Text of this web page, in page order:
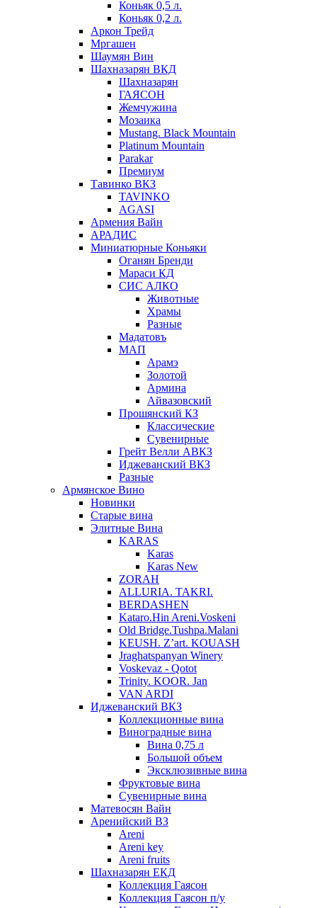
Коньяк 0,5 л.
Коньяк 0,2 л.
Аркон Трейд
Мргашен
Шаумян Вин
Шахназарян ВКД
Шахназарян
ГАЯСОН
Жемчужина
Мозаика
Mustang. Black Mountain
Platinum Mountain
Parakar
Премиум
Тавинко ВКЗ
TAVINKO
AGASI
Армения Вайн
АРАДИС
Миниатюрные Коньяки
Оганян Бренди
Мараси КД
СИС АЛКО
Животные
Храмы
Разные
Мадатовъ
МАП
Арамэ
Золотой
Армина
Айвазовский
Прошянский КЗ
Классические
Сувенирные
Грейт Велли АВКЗ
Иджеванский ВКЗ
Разные
Армянское Вино
Новинки
Старые вина
Элитные Вина
KARAS
Karas
Karas New
ZORAH
ALLURIA. TAKRI.
BERDASHEN
Kataro.Hin Areni.Voskeni
Old Bridge.Tushpa.Malani
KEUSH. Z’art. KOUASH
Jraghatspanyan Winery
Voskevaz - Qotot
Trinity. KOOR. Jan
VAN ARDI
Иджеванский ВКЗ
Коллекционные вина
Виноградные вина
Вина 0,75 л
Большой объем
Эксклюзивные вина
Фруктовые вина
Cувенирные вина
Матевосян Вайн
Аренийский ВЗ
Areni
Areni key
Areni fruits
Шахназарян ЕКД
Коллекция Гаясон
Коллекция Гаясон п/у